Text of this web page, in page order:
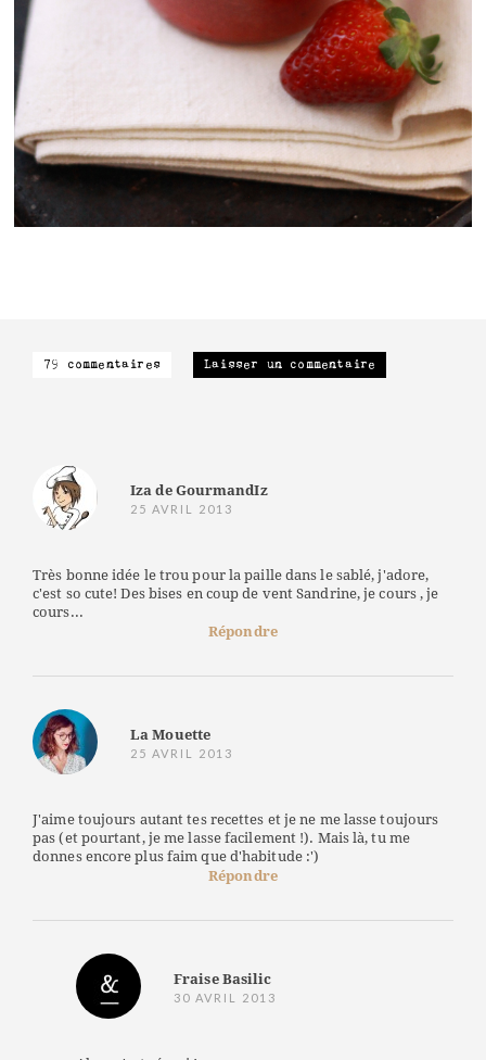
79 commentaires Laisser un commentaire
Iza de GourmandIz
25 AVRIL 2013
Très bonne idée le trou pour la paille dans le sablé, j'adore,
c'est so cute! Des bises en coup de vent Sandrine, je cours , je
cours...
Répondre
La Mouette
25 AVRIL 2013
J'aime toujours autant tes recettes et je ne me lasse toujours
pas (et pourtant, je me lasse facilement !). Mais là, tu me
donnes encore plus faim que d'habitude :')
Répondre
Fraise Basilic
30 AVRIL 2013